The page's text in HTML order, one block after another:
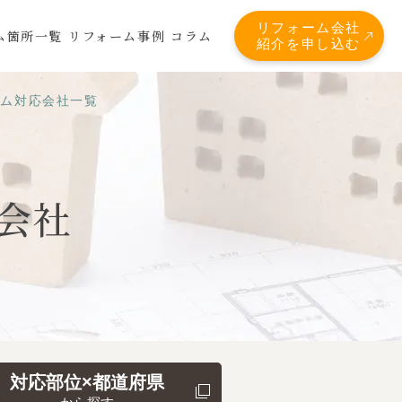
箇所一覧 リフォーム事例 コラム
リフォーム会社
紹介を申し込む
対応会社一覧
社
対応部位×都道府県